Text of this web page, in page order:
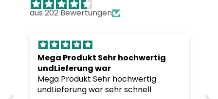
aus 202 Bewertungen
Mega Produkt Sehr hochwertig
undLieferung war
Mega Produkt Sehr hochwertig
undLieferung war sehr schnell